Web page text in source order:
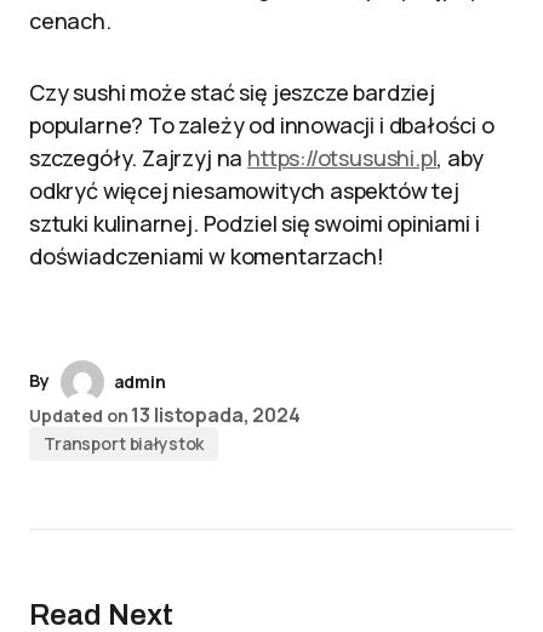
cenach.
Czy sushi może stać się jeszcze bardziej
popularne? To zależy od innowacji i dbałości o
szczegóły. Zajrzyj na https://otsusushi.pl, aby
odkryć więcej niesamowitych aspektów tej
sztuki kulinarnej. Podziel się swoimi opiniami i
doświadczeniami w komentarzach!
By
admin
Updated on 13 listopada, 2024
Transport białystok
Read Next